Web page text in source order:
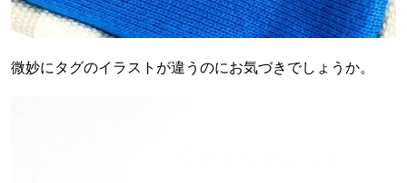
微妙にタグのイラストが違うのにお気づきでしょうか。